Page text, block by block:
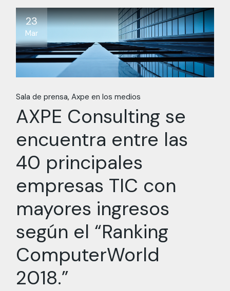
23
Mar
Sala de prensa Axpe en los medios
AXPE Consulting se
encuentra entre las
40 principales
empresas TIC con
mayores ingresos
según el “Ranking
ComputerWorld
2018.”